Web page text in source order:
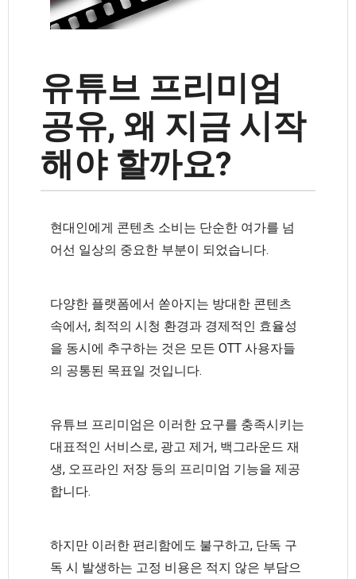
유튜브 프리미엄
공유, 왜 지금 시작
해야 할까요?
현대인에게 콘텐츠 소비는 단순한 여가를 넘
어선 일상의 중요한 부분이 되었습니다.
다양한 플랫폼에서 쏟아지는 방대한 콘텐츠
속에서, 최적의 시청 환경과 경제적인 효율성
을 동시에 추구하는 것은 모든 OTT 사용자들
의 공통된 목표일 것입니다.
유튜브 프리미엄은 이러한 요구를 충족시키는
대표적인 서비스로, 광고 제거, 백그라운드 재
생, 오프라인 저장 등의 프리미엄 기능을 제공
합니다.
하지만 이러한 편리함에도 불구하고, 단독 구
독 시 발생하는 고정 비용은 적지 않은 부담으